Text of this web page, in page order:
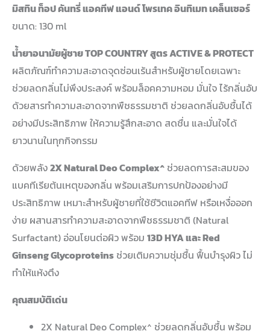
มิสทิน ท็อป คันทรี่ แอคทีฟ แอนด์ โพรเทค อินทิเมท เคล็นเซอร์
ขนาด: 130 ml
น้ำยาอนามัยผู้ชาย TOP COUNTRY สูตร ACTIVE & PROTECT
ผลิตภัณฑ์ทำความสะอาดจุดซ่อนเร้นสำหรับผู้ชายโดยเฉพาะ
ช่วยลดกลิ่นไม่พึงประสงค์ พร้อมล็อคความหอม มั่นใจ ไร้กลิ่นอับ
ด้วยสารทำความสะอาดจากพืชธรรมชาติ ช่วยลดกลิ่นอับชื้นได้
อย่างมีประสิทธิภาพ ให้ความรู้สึกสะอาด สดชื่น และมั่นใจได้
ยาวนานในทุกกิจกรรม
ด้วยพลัง2X Natural Deo Complex^ ช่วยลดการสะสมของ
แบคทีเรียต้นเหตุของกลิ่น พร้อมเสริมการปกป้องอย่างมี
ประสิทธิภาพ เหมาะสำหรับผู้ชายที่ใช้ชีวิตแอคทีฟ หรือเหงื่อออก
ง่าย ผสานสารทำความสะอาดจากพืชธรรมชาติ (Natural
Surfactant) อ่อนโยนต่อผิว พร้อม 13D HYA และ Red
Ginseng Glycoproteins ช่วยเติมความชุ่มชื้น ฟื้นบำรุงผิว ไม่
ทำให้แห้งตึง
คุณสมบัติเด่น
2X Natural Deo Complex^ ช่วยลดกลิ่นอับชื้น พร้อม